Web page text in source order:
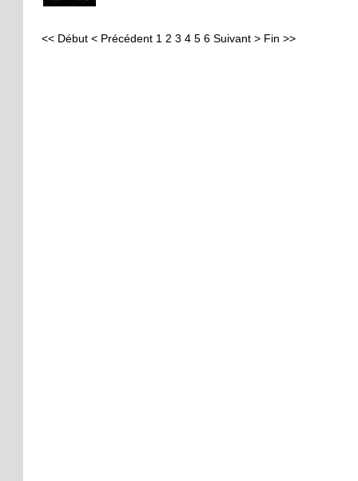
<< Début < Précédent 1 2 3 4 5 6 Suivant > Fin >>